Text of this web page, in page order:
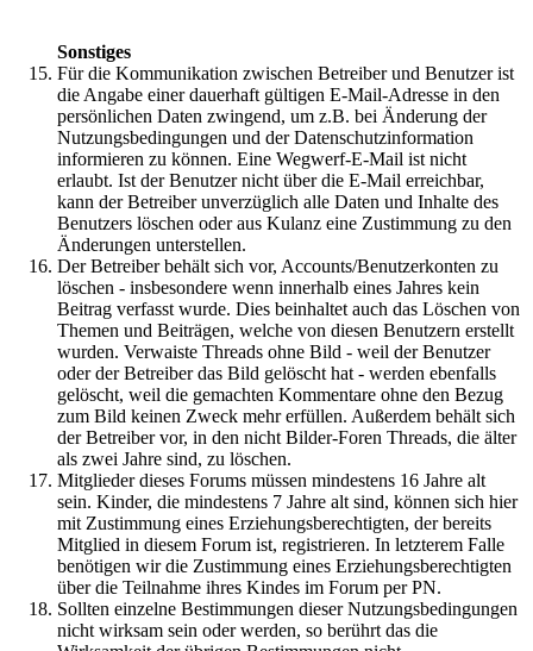
Sonstiges
Für die Kommunikation zwischen Betreiber und Benutzer ist
die Angabe einer dauerhaft gültigen E-Mail-Adresse in den
persönlichen Daten zwingend, um z.B. bei Änderung der
Nutzungsbedingungen und der Datenschutzinformation
informieren zu können. Eine Wegwerf-E-Mail ist nicht
erlaubt. Ist der Benutzer nicht über die E-Mail erreichbar,
kann der Betreiber unverzüglich alle Daten und Inhalte des
Benutzers löschen oder aus Kulanz eine Zustimmung zu den
Änderungen unterstellen.
Der Betreiber behält sich vor, Accounts/Benutzerkonten zu
löschen - insbesondere wenn innerhalb eines Jahres kein
Beitrag verfasst wurde. Dies beinhaltet auch das Löschen von
Themen und Beiträgen, welche von diesen Benutzern erstellt
wurden. Verwaiste Threads ohne Bild - weil der Benutzer
oder der Betreiber das Bild gelöscht hat - werden ebenfalls
gelöscht, weil die gemachten Kommentare ohne den Bezug
zum Bild keinen Zweck mehr erfüllen. Außerdem behält sich
der Betreiber vor, in den nicht Bilder-Foren Threads, die älter
als zwei Jahre sind, zu löschen.
Mitglieder dieses Forums müssen mindestens 16 Jahre alt
sein. Kinder, die mindestens 7 Jahre alt sind, können sich hier
mit Zustimmung eines Erziehungsberechtigten, der bereits
Mitglied in diesem Forum ist, registrieren. In letzterem Falle
benötigen wir die Zustimmung eines Erziehungsberechtigten
über die Teilnahme ihres Kindes im Forum per PN.
Sollten einzelne Bestimmungen dieser Nutzungsbedingungen
nicht wirksam sein oder werden, so berührt das die